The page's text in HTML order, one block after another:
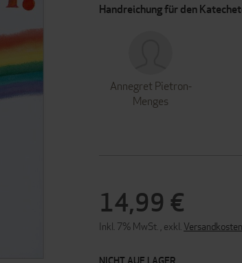
Handreichung für den
Annegret Pietron-
Menges
14,99 €
Inkl. 7% MwSt. , exkl. Versandkosten